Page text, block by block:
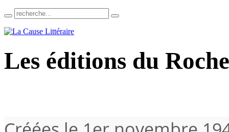
Les éditions du